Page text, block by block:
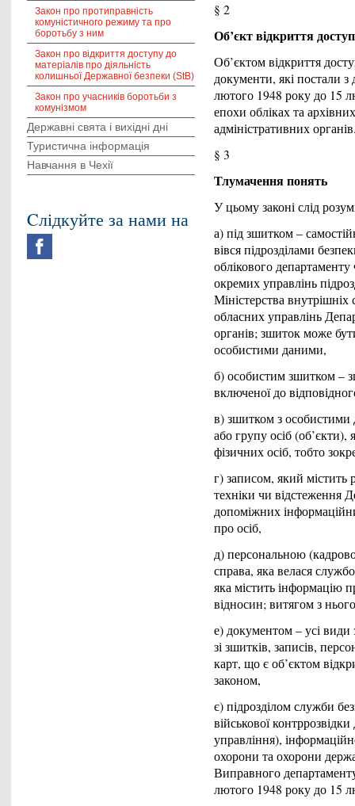
§ 2
Об’єкт відкриття
Об’єктом відкриття
документи, які постали з
лютого 1948 року до 15
епохи обліках та
адміністративних
§ 3
Тлумачення понять
У цьому законі слід
а) під зшитком –
вівся підрозділами
облікового
окремих управлінь
Міністерства внутрішніх
обласних управлінь
органів; зшиток може
особистими даними,
б) особистим зшитком –
включеної до
в) зшитком з особистими
або групу осіб (об’єкти),
фізичних осіб, тобто
г) записом, який містить
техніки чи відстеження
допоміжних
про осіб,
д) персональною
справа, яка велася
яка містить інформацію
відносин; витягом з
е) документом – усі види
зі зшитків, записів,
карт, що є об’єктом
законом,
є) підрозділом служби
військової
управління),
охорони та охорони
Виправного
лютого 1948 року до 15
Закон про протиправність
комуністичного режиму та про
боротьбу з ним
Закон про відкриття доступу до
матеріалів про діяльність
колишньої Державної безпеки (StB)
Закон про учасників боротьби з
комунізмом
Державні святa і виxідні дні
Туристична інформація
Навчання в Чехії
Cлідкуйте за нами на